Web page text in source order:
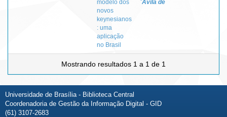
modelo dos
novos
keynesianos
: uma
aplicação
no Brasil
´Ávila de
Mostrando resultados 1 a 1 de 1
Universidade de Brasília - Biblioteca Central
Coordenadoria de Gestão da Informação Digital - GID
(61) 3107-2683